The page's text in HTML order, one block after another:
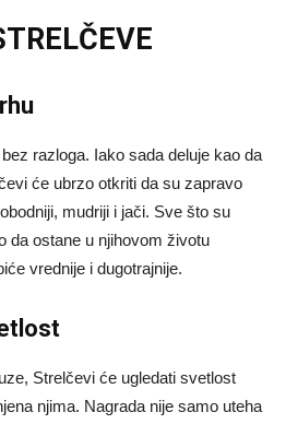
razloga. Iako sada deluje kao da
će ubrzo otkriti da su zapravo
mudriji i jači. Sve što su
da ostane u njihovom životu
vrednije i dugotrajnije.
Strelčevi će ugledati svetlost
njima. Nagrada nije samo uteha